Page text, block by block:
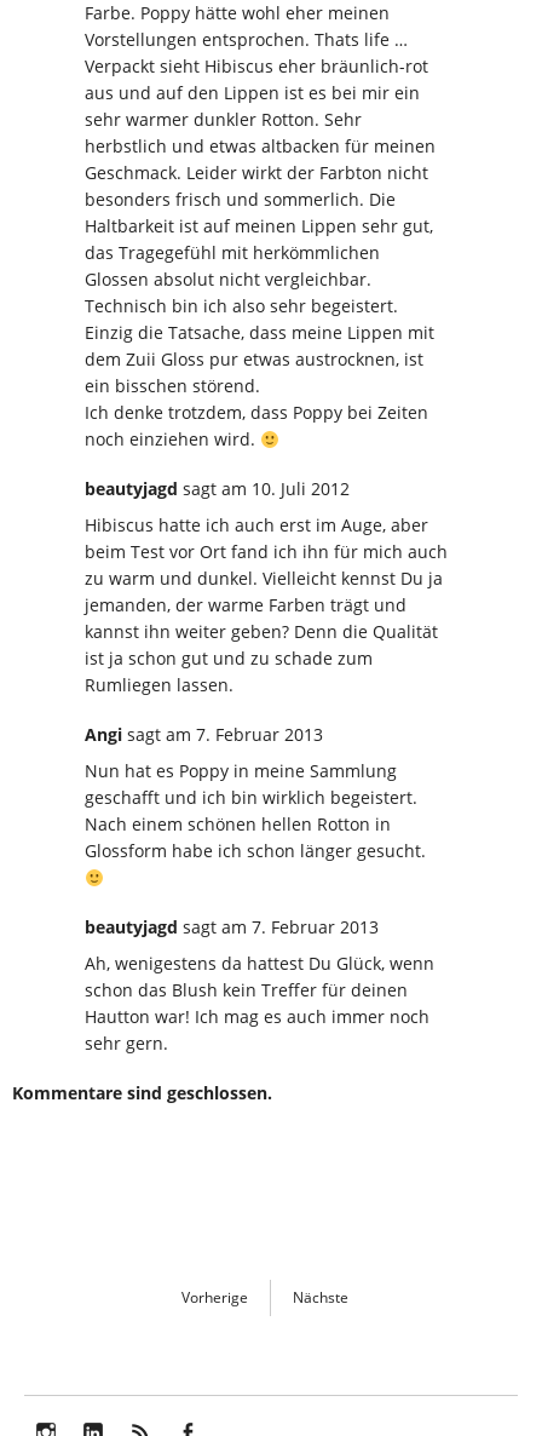
Farbe. Poppy hätte wohl eher meinen
Vorstellungen entsprochen. Thats life …
Verpackt sieht Hibiscus eher bräunlich-rot
aus und auf den Lippen ist es bei mir ein
sehr warmer dunkler Rotton. Sehr
herbstlich und etwas altbacken für meinen
Geschmack. Leider wirkt der Farbton nicht
besonders frisch und sommerlich. Die
Haltbarkeit ist auf meinen Lippen sehr gut,
das Tragegefühl mit herkömmlichen
Glossen absolut nicht vergleichbar.
Technisch bin ich also sehr begeistert.
Einzig die Tatsache, dass meine Lippen mit
dem Zuii Gloss pur etwas austrocknen, ist
ein bisschen störend.
Ich denke trotzdem, dass Poppy bei Zeiten
noch einziehen wird.
beautyjagd sagt am 10. Juli 2012
Hibiscus hatte ich auch erst im Auge, aber
beim Test vor Ort fand ich ihn für mich auch
zu warm und dunkel. Vielleicht kennst Du ja
jemanden, der warme Farben trägt und
kannst ihn weiter geben? Denn die Qualität
ist ja schon gut und zu schade zum
Rumliegen lassen.
Angi sagt am 7. Februar 2013
Nun hat es Poppy in meine Sammlung
geschafft und ich bin wirklich begeistert.
Nach einem schönen hellen Rotton in
Glossform habe ich schon länger gesucht.
beautyjagd sagt am 7. Februar 2013
Ah, wenigestens da hattest Du Glück, wenn
schon das Blush kein Treffer für deinen
Hautton war! Ich mag es auch immer noch
sehr gern.
Kommentare sind geschlossen.
Vorherige Nächste